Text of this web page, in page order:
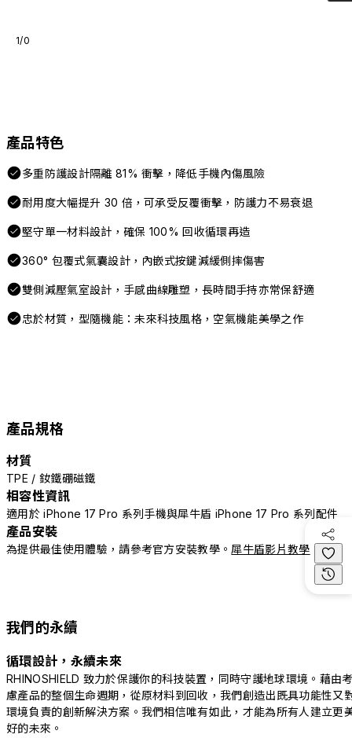
1/0
產品特色
多重防護設計隔離 81% 衝擊，降低手機內傷風險
耐用度大幅提升 30 倍，可承受反覆衝擊，防護力不易衰退
堅守單一材料設計，確保 100% 回收循環再造
360° 包覆式氣囊設計，內嵌式按鍵減緩側摔傷害
雙側減壓氣室設計，手感曲線雕塑，長時間手持亦常保舒適
忠於材質，型隨機能：未來科技風格，空氣機能美學之作
產品規格
材質
TPE / 釹鐵硼磁鐵
相容性資訊
適用於 iPhone 17 Pro 系列手機與犀牛盾 iPhone 17 Pro 系列配件
產品安裝
為提供最佳使用體驗，請參考官方安裝教學。 犀牛盾影片教學
我們的永續
循環設計，永續未來
RHINOSHIELD 致力於保護你的科技裝置，同時守護地球環境。藉由
慮產品的整個生命週期，從原材料到回收，我們創造出既具功能性又
環境負責的創新解決方案。我們相信唯有如此，才能為所有人建立更
好的未來。